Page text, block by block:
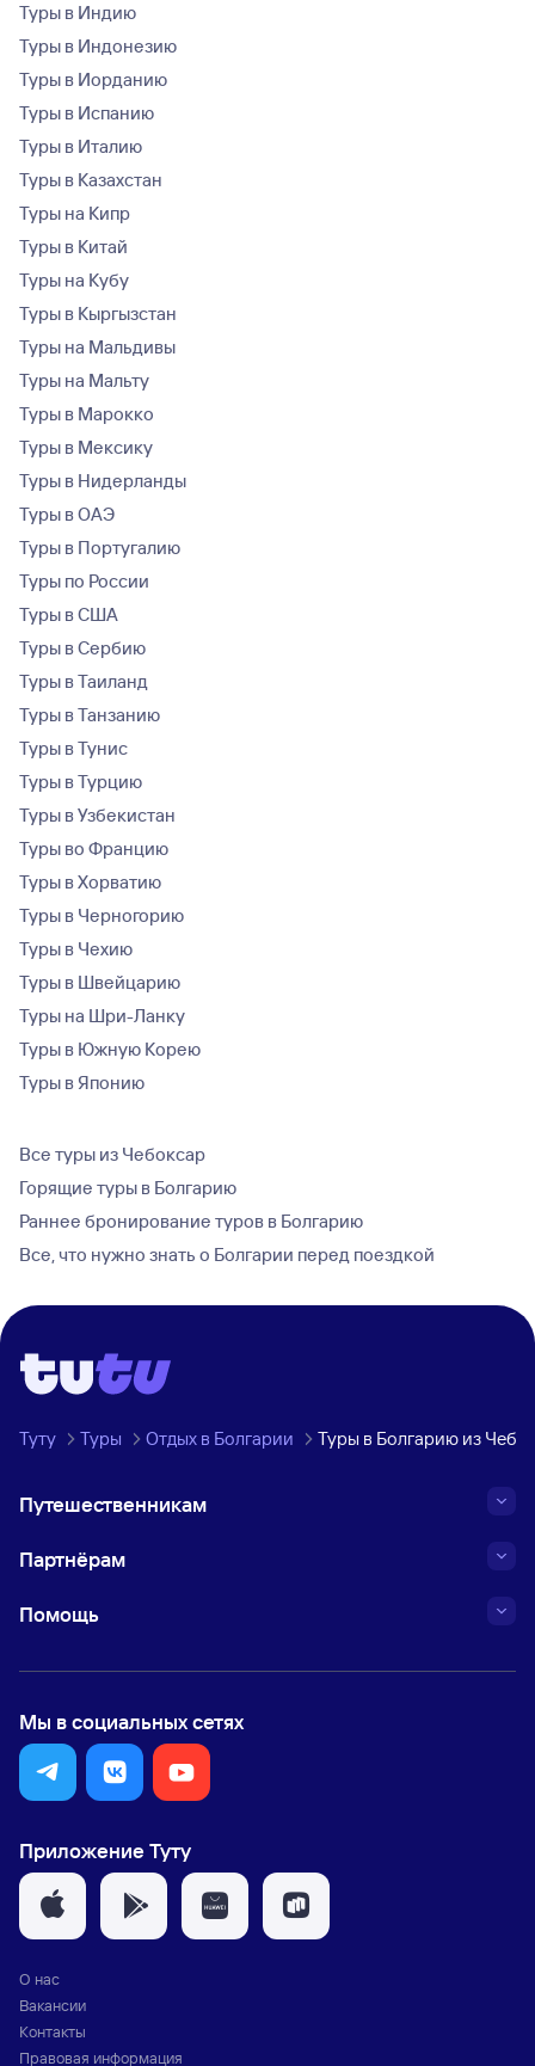
Туры в Индию
Туры в Индонезию
Туры в Иорданию
Туры в Испанию
Туры в Италию
Туры в Казахстан
Туры на Кипр
Туры в Китай
Туры на Кубу
Туры в Кыргызстан
Туры на Мальдивы
Туры на Мальту
Туры в Марокко
Туры в Мексику
Туры в Нидерланды
Туры в ОАЭ
Туры в Португалию
Туры по России
Туры в США
Туры в Сербию
Туры в Таиланд
Туры в Танзанию
Туры в Тунис
Туры в Турцию
Туры в Узбекистан
Туры во Францию
Туры в Хорватию
Туры в Черногорию
Туры в Чехию
Туры в Швейцарию
Туры на Шри-Ланку
Туры в Южную Корею
Туры в Японию
Все туры из Чебоксар
Горящие туры в Болгарию
Раннее бронирование туров в Болгарию
Все, что нужно знать о Болгарии перед поездкой
Туту Туры Отдых в Болгарии Туры в Болгарию из
Путешественникам
Партнёрам
Помощь
Мы в социальных сетях
Приложение Туту
О нас
Вакансии
Контакты
Правовая информация